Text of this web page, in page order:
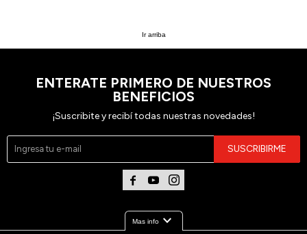
Ir arriba
ENTERATE PRIMERO DE NUESTROS
BENEFICIOS
¡Suscribite y recibí todas nuestras novedades!
SUSCRIBIRME
  
Mas infoexpand_more